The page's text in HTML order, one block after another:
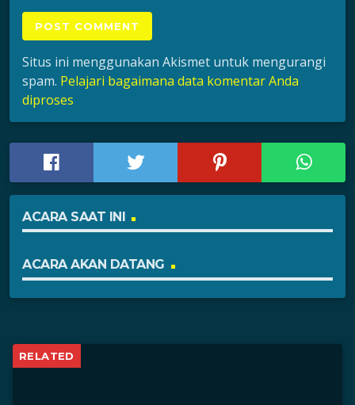
Situs ini menggunakan Akismet untuk mengurangi
spam. Pelajari bagaimana data komentar Anda
diproses
ACARA SAAT INI
ACARA AKAN DATANG
RELATED